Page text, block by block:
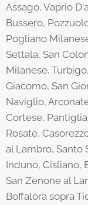
Assago, Vaprio
Bussero,
Pogliano
Settala, San
Milanese,
Giacomo, San
Naviglio,
Cortese,
Rosate,
al Lambro, Santo
Induno, Cisliano,
San Zenone al
Boffalora sopra